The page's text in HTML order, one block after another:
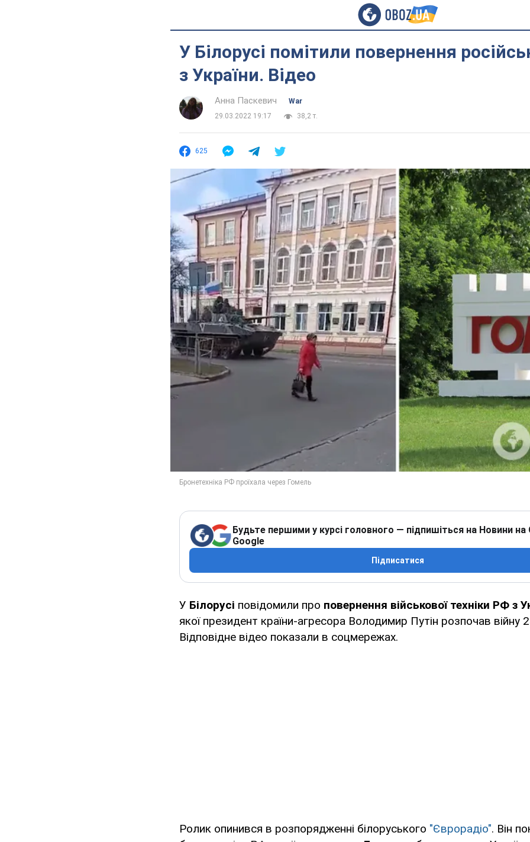
У Білорусі помітили повернення
з України. Відео
Анна Паскевич
War
29.03.2022 19:17
38,2 т.
625
Будьте першими у курсі головного — підпишіться на Новини на
Google
Підписатися
У Білорусі повідомили про повернення військової техніки РФ з
якої президент країни-агресора Володимир Путін розпочав війну
Відповідне відео показали в соцмережах.
Ролик опинився в розпорядженні білоруського "Єврорадіо". Він